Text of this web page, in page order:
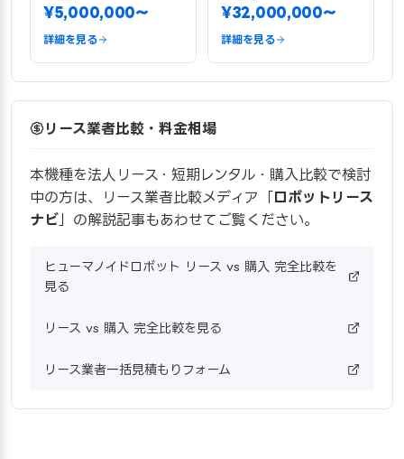
¥5,000,000〜
詳細を見る
¥32,000,000〜
詳細を見る
リース業者比較・料金相場
本機種を法人リース・短期レンタル・購入比較で検討
中の方は、リース業者比較メディア「ロボットリース
ナビ 」の解説記事もあわせてご覧ください。
ヒューマノイドロボット リース vs 購入 完全比較を
見る
リース vs 購入 完全比較を見る
リース業者一括見積もりフォーム